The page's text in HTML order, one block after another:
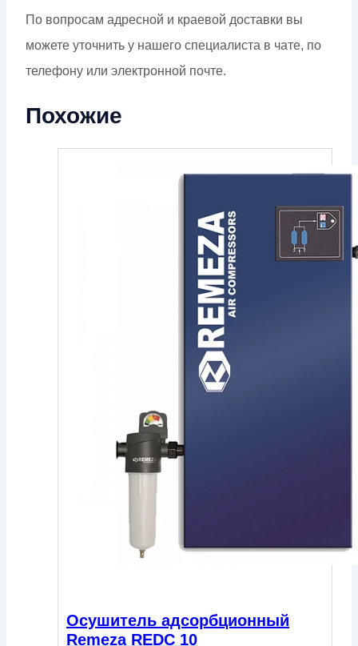
По вопросам адресной и краевой доставки вы
можете уточнить у нашего специалиста в чате, по
телефону или электронной почте.
Похожие
Осушитель адсорбционный
Remeza REDC 10